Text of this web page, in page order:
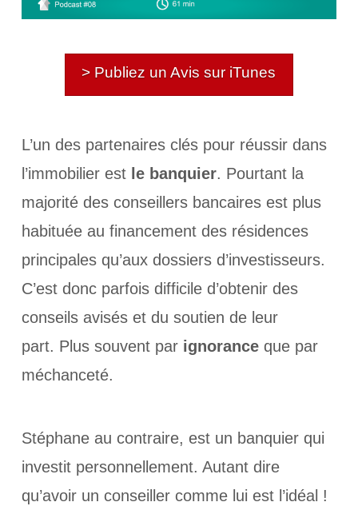
> Publiez un Avis sur iTunes
L’un des partenaires clés pour réussir dans
l’immobilier est le banquier. Pourtant la
majorité des conseillers bancaires est plus
habituée au financement des résidences
principales qu’aux dossiers d’investisseurs.
C’est donc parfois difficile d’obtenir des
conseils avisés et du soutien de leur
part. Plus souvent par ignoranceque par
méchanceté.
Stéphane au contraire, est un banquier qui
investit personnellement. Autant dire
qu’avoir un conseiller comme lui est l’idéal !